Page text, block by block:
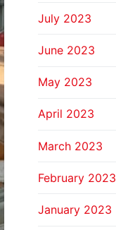
July 2023
June 2023
May 2023
April 2023
March 2023
February 2023
January 2023